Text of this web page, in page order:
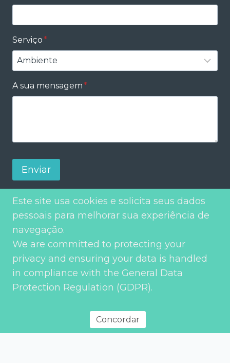
Serviço*
A sua mensagem*
Enviar
Política de privacidade
reservados
Este site usa cookies e solicita seus dados
pessoais para melhorar sua experiência de
navegação.
We are committed to protecting your
privacy and ensuring your data is handled
in compliance with the General Data
Protection Regulation (GDPR).
Concordar